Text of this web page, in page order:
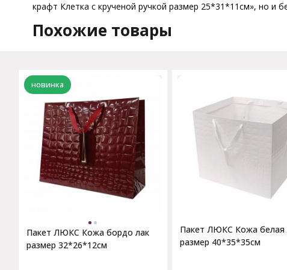
крафт Клетка с крученой ручкой размер 25*31*11см», но и
Похожие товары
новинка
Пакет ЛЮКС Кожа бордо лак
размер 32*26*12см
Пакет ЛЮКС Кожа белая
размер 40*35*35см